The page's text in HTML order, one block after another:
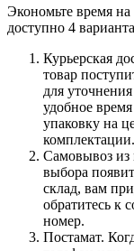
Экономьте время на
доступно 4
Курьерская
товар
для
удобное
упаковку на
комплектации.
Самовывоз из
выбора
склад, вам
обратитесь к
номер.
Постамат.